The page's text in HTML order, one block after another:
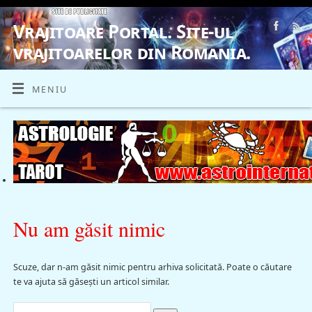
Vrajitoare Portal. Site-ul
vrajitoarelor din Romania.
VRAJITOARE, VRAJITOARELE, VRAJITOARE
MENIU
Nu am găsit nimic
Scuze, dar n-am găsit nimic pentru arhiva solicitată. Poate o căutare
te va ajuta să găsești un articol similar.